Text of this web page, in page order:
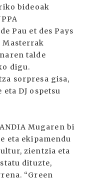
bideoak
Pau et des Pays
Masterrak
talde
digu.
sorpresa gisa,
DJ ospetsu
Mugaren bi
eta ekipamendu
zientzia eta
dituzte,
“Green